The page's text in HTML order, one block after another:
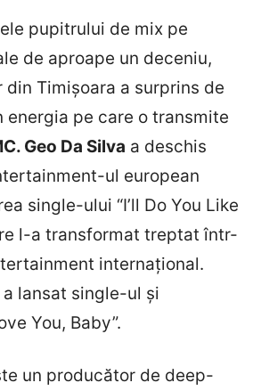
pupitrului de mix pe
de aproape un deceniu,
Timişoara a surprins de
energia pe care o transmite
Geo Da Silva a deschis
ul european
single-ului “I’ll Do You Like
l-a transformat treptat într-
internaţional.
lansat single-ul şi
You, Baby”.
un producător de deep-